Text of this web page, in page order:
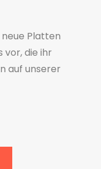
Platten
vor, die ihr
auf unserer